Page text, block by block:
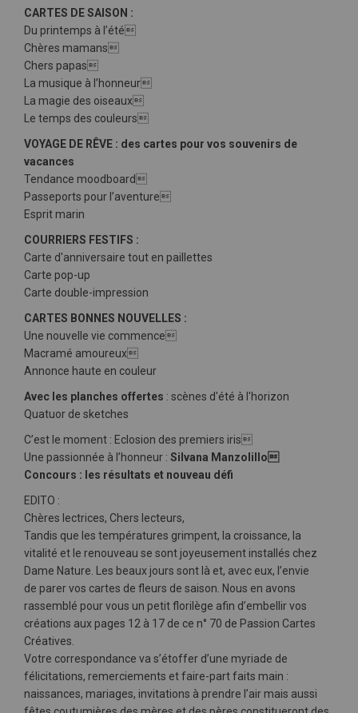
CARTES DE SAISON :
Du printemps à l’été
Chères mamans
Chers papas
La musique à l’honneur
La magie des oiseaux
Le temps des couleurs
VOYAGE DE RÊVE : des cartes pour vos souvenirs de
vacances
Tendance moodboard
Passeports pour l’aventure
Esprit marin
COURRIERS FESTIFS :
Carte d'anniversaire tout en paillettes
Carte pop-up
Carte double-impression
CARTES BONNES NOUVELLES :
Une nouvelle vie commence
Macramé amoureux
Annonce haute en couleur
Avec les planches offertes : scènes d'été à l'horizon
Quatuor de sketches
C’est le moment : Eclosion des premiers iris
Une passionnée à l’honneur : Silvana Manzolillo
Concours : les résultats et nouveau défi
EDITO :
Chères lectrices, Chers lecteurs,
Tandis que les températures grimpent, la croissance, la
vitalité et le renouveau se sont joyeusement installés chez
Dame Nature. Les beaux jours sont là et, avec eux, l’envie
de parer vos cartes de fleurs de saison. Nous en avons
rassemblé pour vous un petit florilège afin d’embellir vos
créations aux pages 12 à 17 de ce n° 70 de Passion Cartes
Créatives.
Votre correspondance va s’étoffer d’une myriade de
félicitations, remerciements et faire-part faits main :
naissances, mariages, invitations à prendre l’air mais aussi